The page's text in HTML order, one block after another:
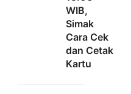
WIB,
Simak
Cara Cek
dan Cetak
Kartu